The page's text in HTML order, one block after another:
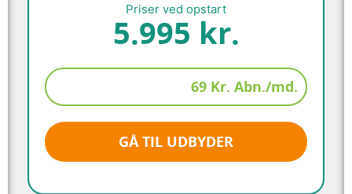
Priser ved opstart
5.995 kr.
69 Kr. Abn./md.
GÅ TIL UDBYDER